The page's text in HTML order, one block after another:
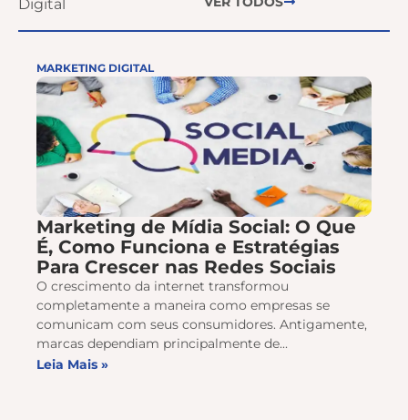
MARKETING DIGITAL
Marketing de Mídia Social: O Que
É, Como Funciona e Estratégias
Para Crescer nas Redes Sociais
O crescimento da internet transformou
completamente a maneira como empresas se
comunicam com seus consumidores. Antigamente,
marcas dependiam principalmente de...
Leia Mais »
Digital